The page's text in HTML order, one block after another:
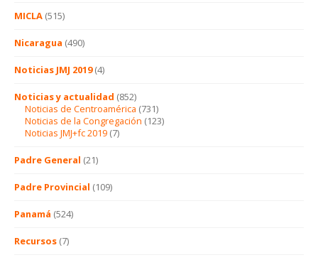
MICLA (515)
Nicaragua (490)
Noticias JMJ 2019(4)
Noticias y actualidad (852)
Noticias de Centroamérica (731)
Noticias de la Congregación (123)
Noticias JMJ+fc 2019 (7)
Padre General (21)
Padre Provincial (109)
Panamá (524)
Recursos (7)